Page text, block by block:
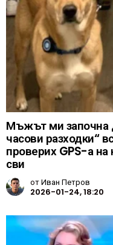
Мъжът ми започна
часови разходки“
проверих GPS-а
сви
отИван Петров
2026-01-24, 18:20